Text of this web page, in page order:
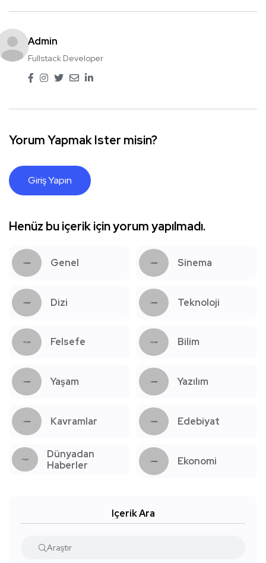
Admin
Fullstack Developer
Yorum Yapmak Ister misin?
Giriş Yapın
Henüz bu içerik için yorum yapılmadı.
Genel Sinema
Dizi Teknoloji
Felsefe Bilim
Yaşam Yazılım
Kavramlar Edebiyat
Dünyadan
Haberler
Ekonomi
Içerik Ara